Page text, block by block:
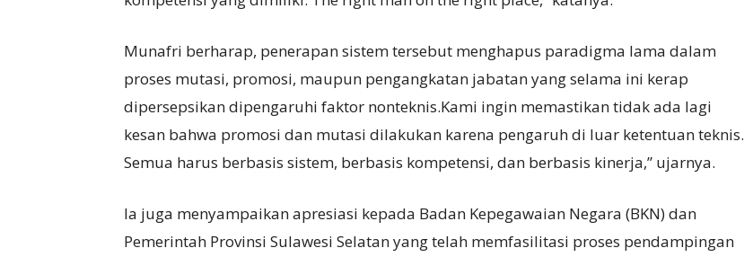
Munafri berharap, penerapan sistem tersebut menghapus paradigma lama dalam
proses mutasi, promosi, maupun pengangkatan jabatan yang selama ini kerap
dipersepsikan dipengaruhi faktor nonteknis.Kami ingin memastikan tidak ada lagi
kesan bahwa promosi dan mutasi dilakukan karena pengaruh di luar ketentuan teknis.
Semua harus berbasis sistem, berbasis kompetensi, dan berbasis kinerja,” ujarnya.
Ia juga menyampaikan apresiasi kepada Badan Kepegawaian Negara (BKN) dan
Pemerintah Provinsi Sulawesi Selatan yang telah memfasilitasi proses pendampingan